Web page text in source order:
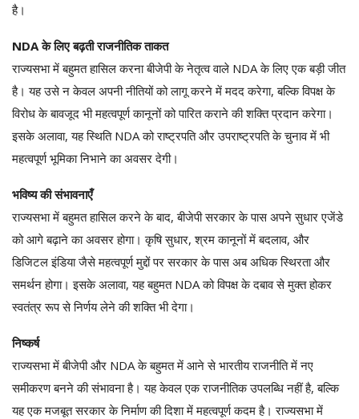
है।
NDA के लिए बढ़ती राजनीतिक ताकत
राज्यसभा में बहुमत हासिल करना बीजेपी के नेतृत्व वाले NDA के लिए एक बड़ी जीत
है। यह उसे न केवल अपनी नीतियों को लागू करने में मदद करेगा, बल्कि विपक्ष के
विरोध के बावजूद भी महत्वपूर्ण कानूनों को पारित कराने की शक्ति प्रदान करेगा।
इसके अलावा, यह स्थिति NDA को राष्ट्रपति और उपराष्ट्रपति के चुनाव में भी
महत्वपूर्ण भूमिका निभाने का अवसर देगी।
भविष्य की संभावनाएँ
राज्यसभा में बहुमत हासिल करने के बाद, बीजेपी सरकार के पास अपने सुधार एजेंडे
को आगे बढ़ाने का अवसर होगा। कृषि सुधार, श्रम कानूनों में बदलाव, और
डिजिटल इंडिया जैसे महत्वपूर्ण मुद्दों पर सरकार के पास अब अधिक स्थिरता और
समर्थन होगा। इसके अलावा, यह बहुमत NDA को विपक्ष के दबाव से मुक्त होकर
स्वतंत्र रूप से निर्णय लेने की शक्ति भी देगा।
निष्कर्ष
राज्यसभा में बीजेपी और NDA के बहुमत में आने से भारतीय राजनीति में नए
समीकरण बनने की संभावना है। यह केवल एक राजनीतिक उपलब्धि नहीं है, बल्कि
यह एक मजबूत सरकार के निर्माण की दिशा में महत्वपूर्ण कदम है। राज्यसभा में